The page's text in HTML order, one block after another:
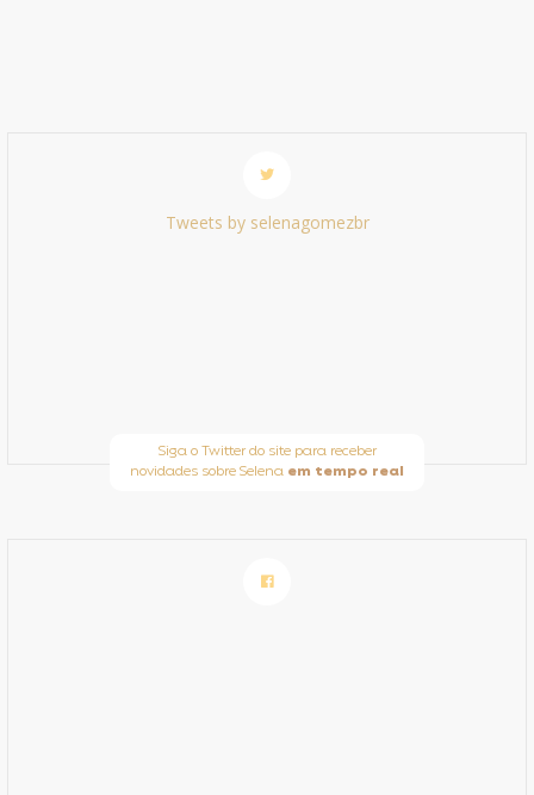
Tweets by selenagomezbr
Siga o Twitter do site para receber
novidades sobre Selena em tempo real